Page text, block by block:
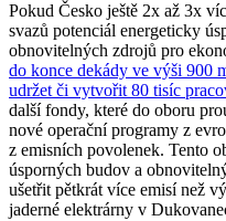
Pokud Česko ještě 2x až 3x
svazů potenciál energeticky
obnovitelných zdrojů pro
do konce dekády ve výši 900
udržet či vytvořit 80 tisíc
další fondy, které do oboru
nové operační programy z
z emisních povolenek. Tento
úsporných budov a
ušetřit pětkrát více emisí než
jaderné elektrárny v